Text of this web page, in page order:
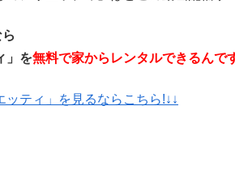
」を無料で家からレンタルできるんで
ティ」を見るならこちら!↓↓